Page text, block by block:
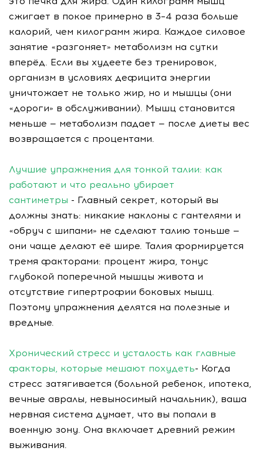
сжигает в покое примерно в 3–4 раза больше
калорий, чем килограмм жира. Каждое силовое
занятие «разгоняет» метаболизм на сутки
вперёд. Если вы худеете без тренировок,
организм в условиях дефицита энергии
уничтожает не только жир, но и мышцы (они
«дороги» в обслуживании). Мышц становится
меньше — метаболизм падает — после диеты вес
возвращается с процентами.
Лучшие упражнения для тонкой талии: как
работают и что реально убирает
сантиметры - Главный секрет, который вы
должны знать: никакие наклоны с гантелями и
«обруч с шипами» не сделают талию тоньше —
они чаще делают её шире. Талия формируется
тремя факторами: процент жира, тонус
глубокой поперечной мышцы живота и
отсутствие гипертрофии боковых мышц.
Поэтому упражнения делятся на полезные и
вредные.
Хронический стресс и усталость как главные
факторы, которые мешают похудеть- Когда
стресс затягивается (больной ребенок, ипотека,
вечные авралы, невыносимый начальник), ваша
нервная система думает, что вы попали в
военную зону. Она включает древний режим
выживания.